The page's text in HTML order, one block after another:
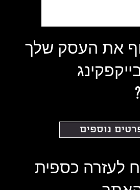
לעזרה כספית
את העסק שלך
נוספים